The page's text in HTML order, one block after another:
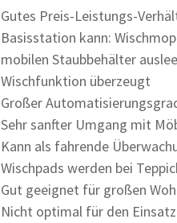
Gutes Preis-Leistungs-
Basisstation kann:
mobilen Staubbehälter
Wischfunktion überzeugt
Großer
Sehr sanfter Umgang mit
Kann als fahrende
Wischpads werden bei
Gut geeignet für großen
Nicht optimal für den